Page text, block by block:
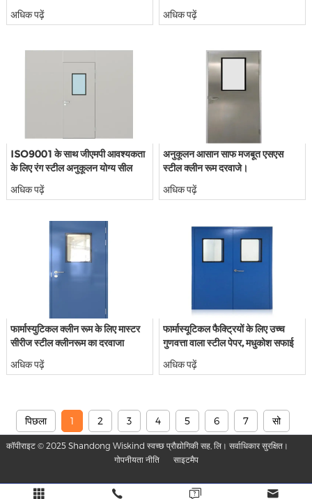
अधिक पढ़ें
खोलें।
अधिक पढ़ें
ISO9001 के साथ जीएमपी आवश्यकता
के लिए रंग स्टील अनुकूलन योग्य सील
क्लीनरूम दरवाजे
अधिक पढ़ें
अनुकूलन आसान साफ मजबूत एसएस
स्टील क्लीन रूम दरवाजे।
अधिक पढ़ें
फार्मास्युटिकल क्लीन रूम के लिए मास्टर
सीरीज स्टील क्लीनरूम का दरवाजा
अधिक पढ़ें
फार्मास्यूटिकल फैक्ट्रियों के लिए उच्च
गुणवत्ता वाला स्टील पेपर, मधुकोश सफाई
दरवाजे।
अधिक पढ़ें
पिछला 1 2 3 4 5 6 7 सो
कॉपीराइट © 2025 Shandong Wiskind स्वच्छ प्रौद्योगिकी सह, लि। सर्वाधिकार सुरक्षित।
गोपनीयता नीति
साइटमैप